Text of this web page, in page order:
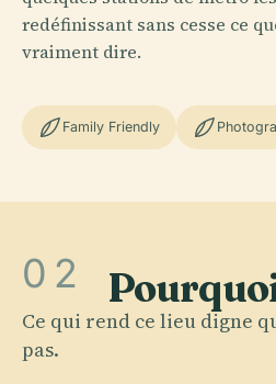
redéfinissant sans cesse ce
vraiment dire.
Family Friendly
02
Ce qui rend ce lieu digne
pas.